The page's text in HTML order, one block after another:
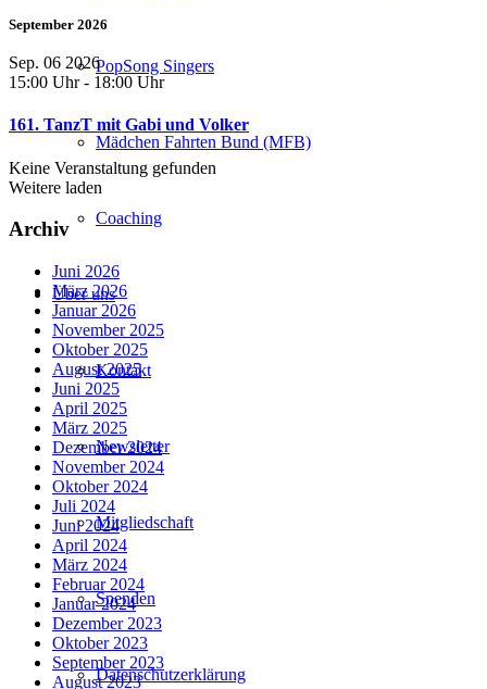
PopSong Singers
Mädchen Fahrten Bund (MFB)
Coaching
Über uns
Kontakt
Newsletter
Mitgliedschaft
Spenden
Datenschutzerklärung
September 2026
Sep. 06 2026
15:00 Uhr- 18:00 Uhr
161. TanzT mit Gabi und Volker
Keine Veranstaltung gefunden
Weitere laden
Archiv
Juni 2026
März 2026
Januar 2026
November 2025
Oktober 2025
August 2025
Juni 2025
April 2025
März 2025
Dezember 2024
November 2024
Oktober 2024
Juli 2024
Juni 2024
April 2024
März 2024
Februar 2024
Januar 2024
Dezember 2023
Oktober 2023
September 2023
August 2023